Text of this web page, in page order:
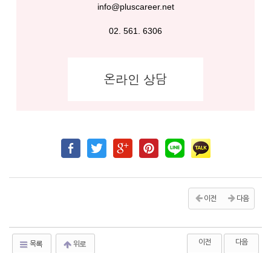
info@pluscareer.net
02. 561. 6306
온라인 상담
이전 다음
목록 위로 이전 다음